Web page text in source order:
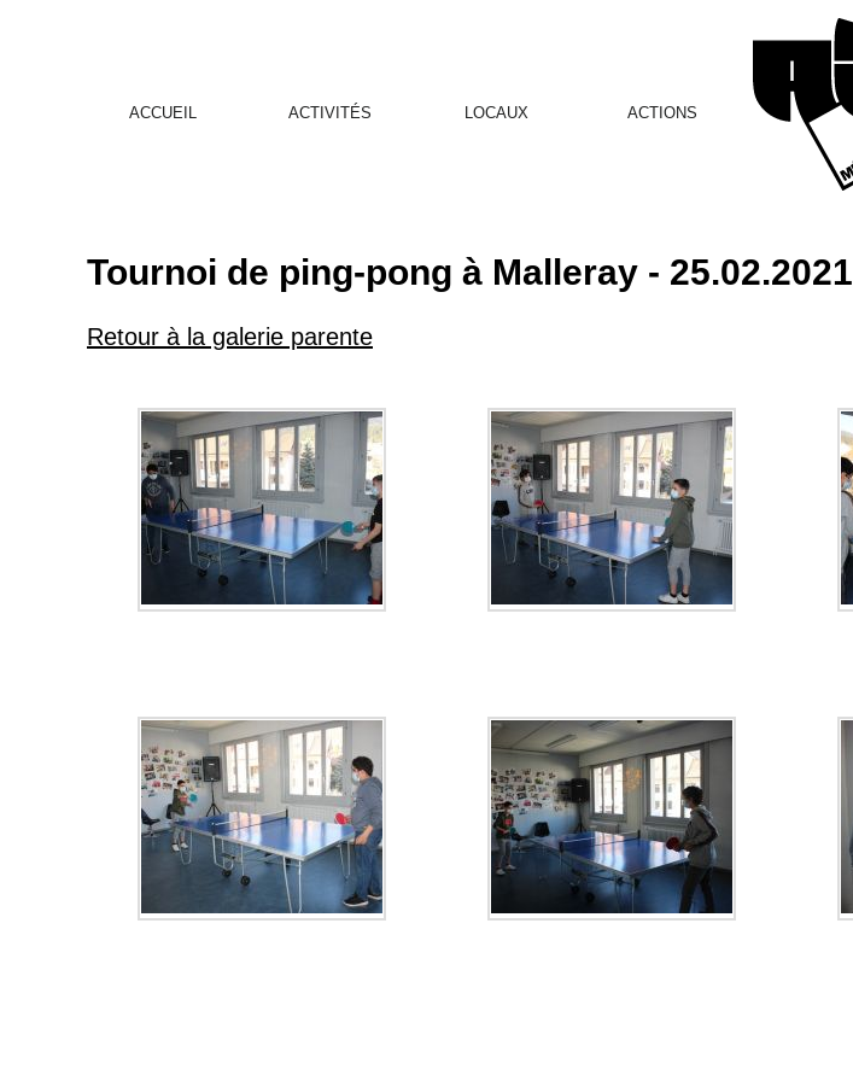
ACCUEIL ACTIVITÉS LOCAUX ACTIONS
Tournoi de ping-pong à Malleray - 25.02.2021
Retour à la galerie parente